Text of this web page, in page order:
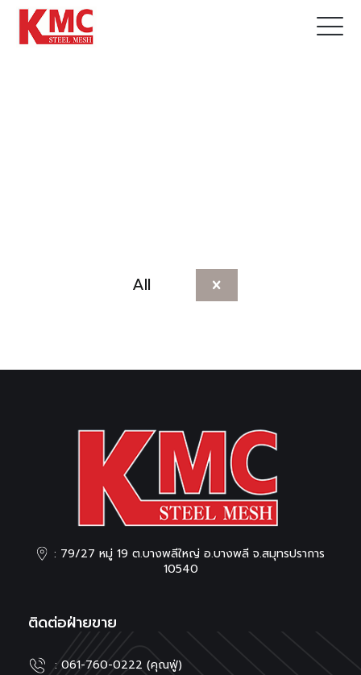
All
: 79/27 หมู่ 19 ต.บางพลีใหญ่ อ.บางพลี จ.สมุทรปราการ
10540
ติดต่อฝ่ายขาย
: 061-760-0222 (คุณฟู่)